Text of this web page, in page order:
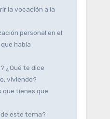
la vocación a la
personal en el
había
¿Qué te dice
viviendo?
que tienes que
este tema?